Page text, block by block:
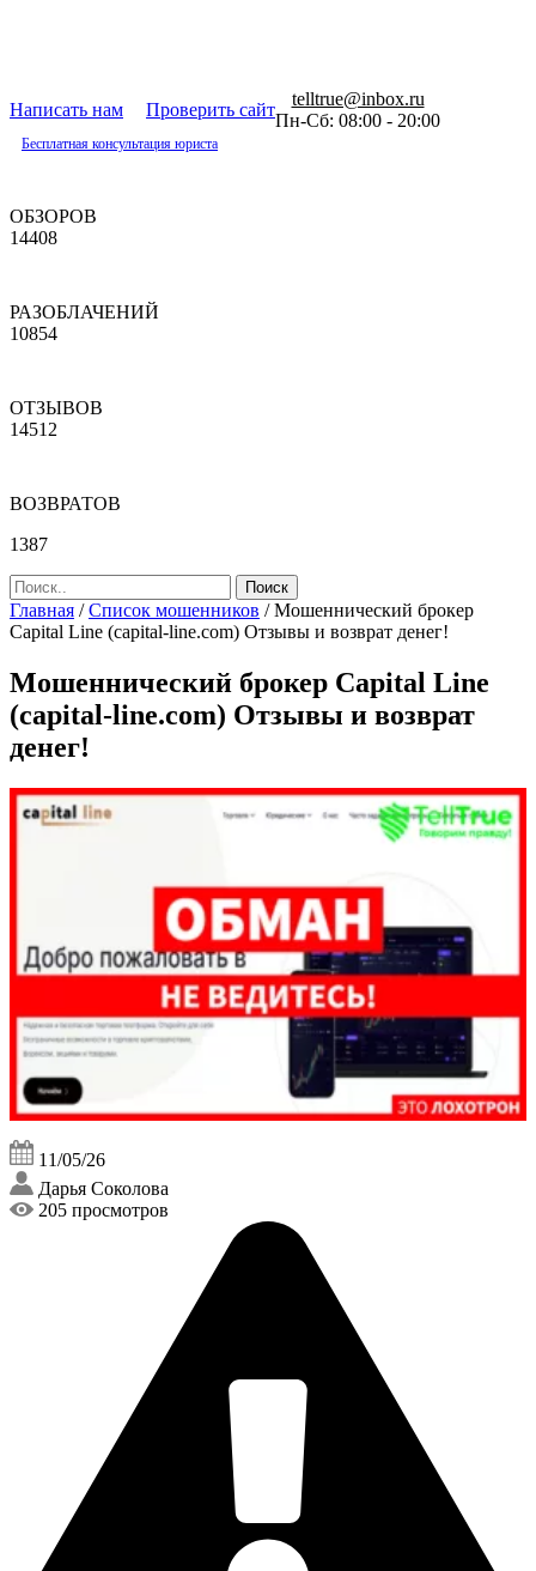
Написать нам Проверить сайт
telltrue@inbox.ru
Пн-Сб: 08:00 - 20:00
Бесплатная консультация юриста
ОБЗОРОВ
14408
РАЗОБЛАЧЕНИЙ
10854
ОТЗЫВОВ
14512
ВОЗВРАТОВ
1387
Главная /Список мошенников /Мошеннический брокер
Capital Line (capital-line.com) Отзывы и возврат денег!
Мошеннический брокер Capital Line
(capital-line.com) Отзывы и возврат
денег!
11/05/26
Дарья Соколова
205 просмотров